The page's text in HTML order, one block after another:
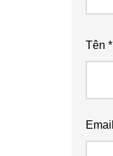
Tên *
Email